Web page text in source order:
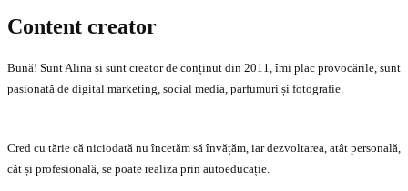
Content creator
Bună! Sunt Alina și sunt creator de conținut din 2011, îmi plac provocările, sunt
pasionată de digital marketing, social media, parfumuri și fotografie.
Cred cu tărie că niciodată nu încetăm să învățăm, iar dezvoltarea, atât personală,
cât și profesională, se poate realiza prin autoeducație.